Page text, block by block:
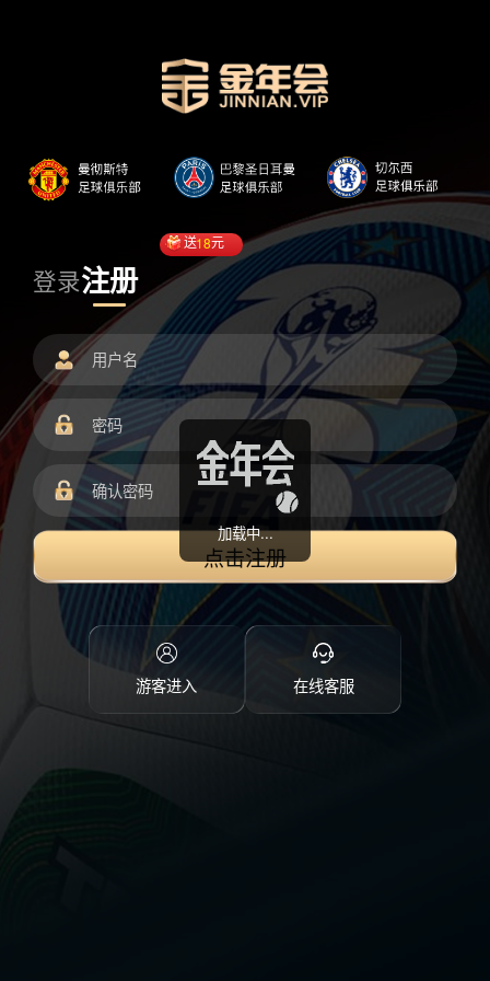
登录注册
送18元
点击注册
游客进入 在线客服
加载中...